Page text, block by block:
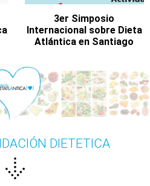
3er Simposio
Internacional sobre Dieta
Atlántica en Santiago
DIETETICA